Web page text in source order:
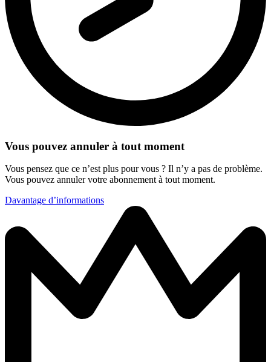
Vous pouvez annuler à tout moment
Vous pensez que ce n’est plus pour vous ? Il n’y a pas de problème.
Vous pouvez annuler votre abonnement à tout moment.
Davantage d’informations